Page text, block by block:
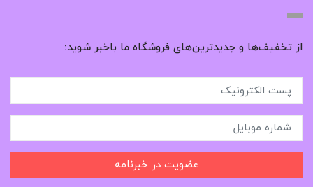
از تخفیف‌ها و جدیدترین‌های فروشگاه ما باخبر شوید:
عضویت در خبرنامه